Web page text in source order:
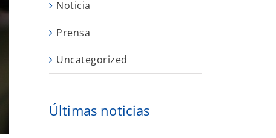
Noticia
Prensa
Uncategorized
Últimas noticias